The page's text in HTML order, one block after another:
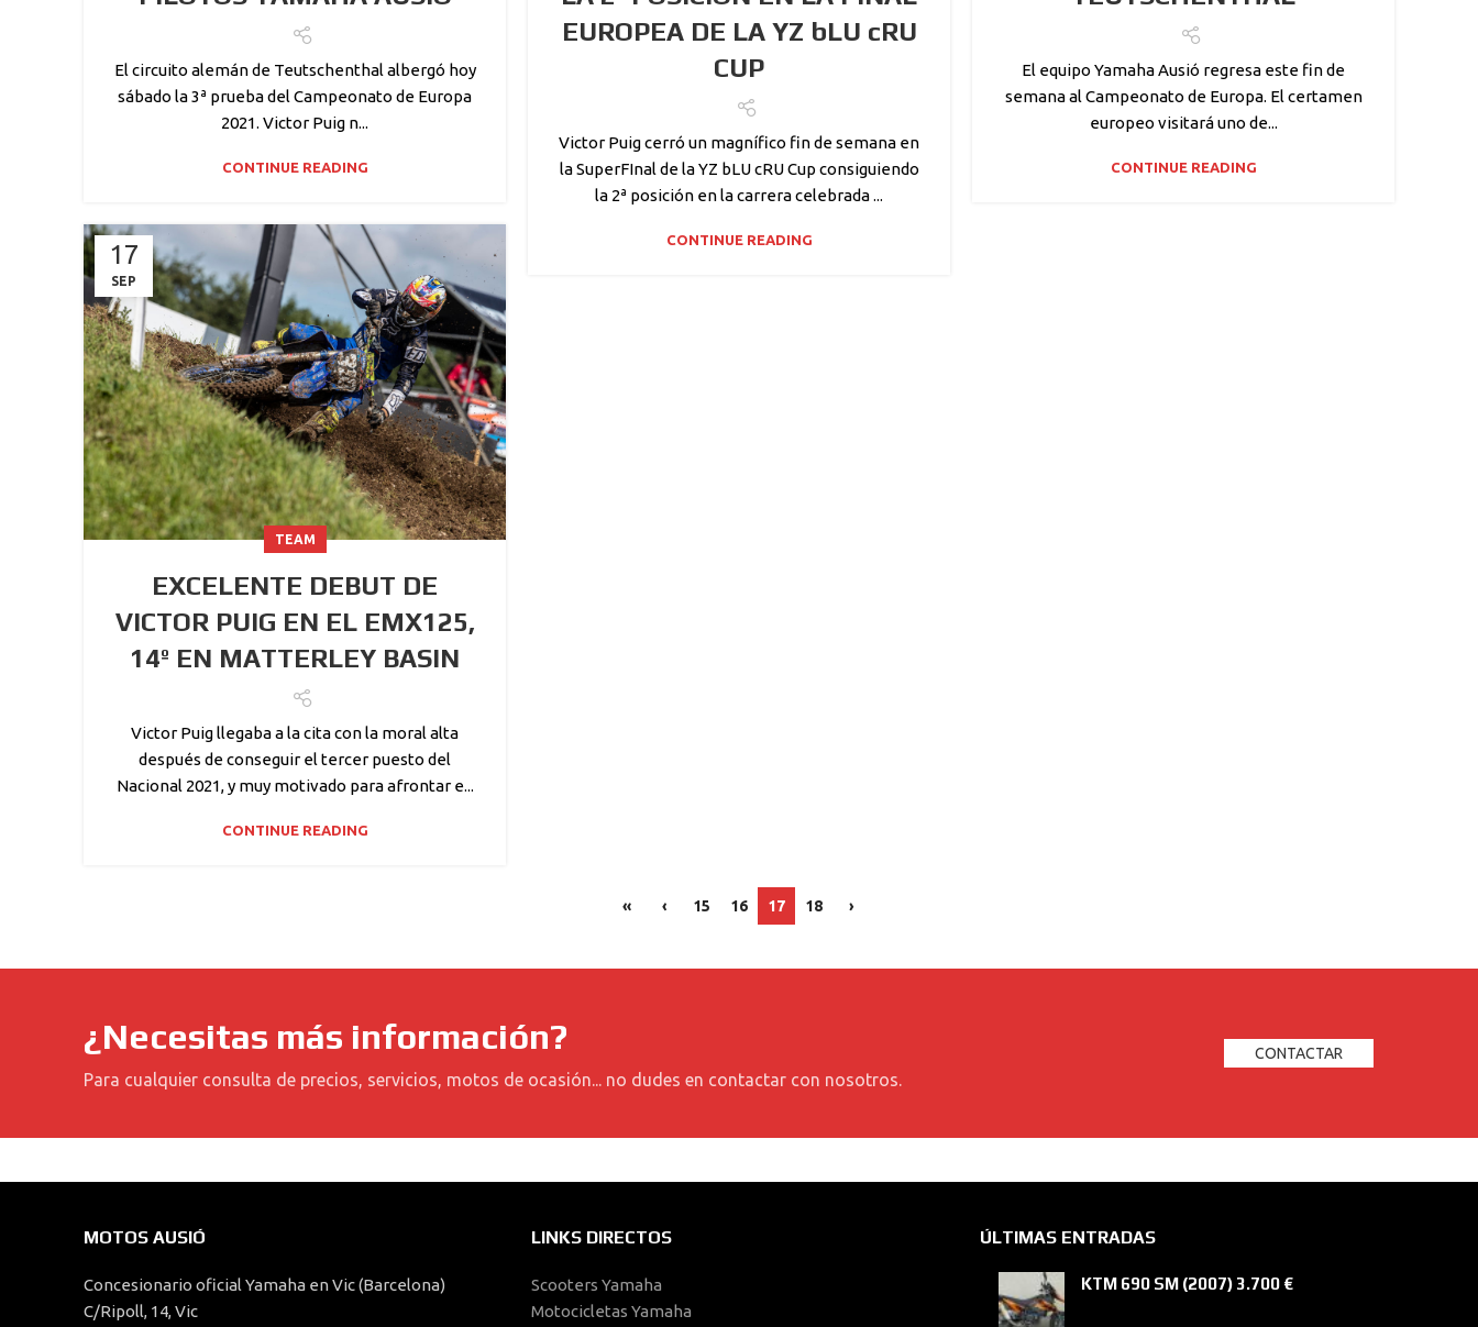
El circuito alemán de Teutschenthal albergó hoy
sábado la 3ª prueba del Campeonato de Europa
2021. Victor Puig n...
CONTINUE READING
El equipo Yamaha Ausió regresa este fin de
semana al Campeonato de Europa. El certamen
europeo visitará uno de...
CONTINUE READING
EUROPEA DE LA YZ bLU cRU
CUP
Victor Puig cerró un magnífico fin de semana en
la SuperFInal de la YZ bLU cRU Cup consiguiendo
la 2ª posición en la carrera celebrada ...
CONTINUE READING
17
SEP
TEAM
EXCELENTE DEBUT DE
VICTOR PUIG EN EL EMX125,
14º EN MATTERLEY BASIN
Victor Puig llegaba a la cita con la moral alta
después de conseguir el tercer puesto del
Nacional 2021, y muy motivado para afrontar e...
CONTINUE READING
« ‹ 15 16 17 18 ›
¿Necesitas más información?
Para cualquier consulta de precios, servicios, motos de ocasión... no dudes en contactar con nosotros.
CONTACTAR
MOTOS AUSIÓ
Concesionario oficial Yamaha en Vic (Barcelona)
C/Ripoll, 14, Vic
LINKS DIRECTOS
Scooters Yamaha
Motocicletas Yamaha
ÚLTIMAS ENTRADAS
KTM 690 SM (2007) 3.700 €